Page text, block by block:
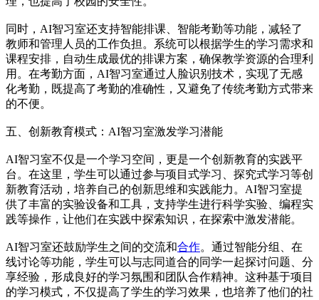
同时，AI智习室还支持智能排课、智能考勤等功能，减轻了
教师和管理人员的工作负担。系统可以根据学生的学习需求和
课程安排，自动生成最优的排课方案，确保教学资源的合理利
用。在考勤方面，AI智习室通过人脸识别技术，实现了无感
化考勤，既提高了考勤的准确性，又避免了传统考勤方式带来
的不便。
五、创新教育模式：AI智习室激发学习潜能
AI智习室不仅是一个学习空间，更是一个创新教育的实践平
台。在这里，学生可以通过参与项目式学习、探究式学习等创
新教育活动，培养自己的创新思维和实践能力。AI智习室提
供了丰富的实验设备和工具，支持学生进行科学实验、编程实
践等操作，让他们在实践中探索知识，在探索中激发潜能。
AI智习室还鼓励学生之间的交流和合作。通过智能分组、在
线讨论等功能，学生可以与志同道合的同学一起探讨问题、分
享经验，形成良好的学习氛围和团队合作精神。这种基于项目
的学习模式，不仅提高了学生的学习效果，也培养了他们的社